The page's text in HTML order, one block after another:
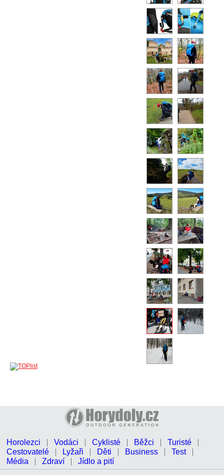
Horolezci Vodáci Cyklisté Běžci
Turisté
Cestovatelé
Lyžaři Děti Business
Test
Média
Zdraví Jídlo a pití